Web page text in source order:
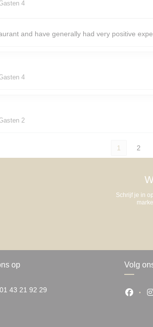
4
and have generally had very positive
4
2
1 2
Schrijf je in
op
43 21 92 29
nieuw venster))
Volg